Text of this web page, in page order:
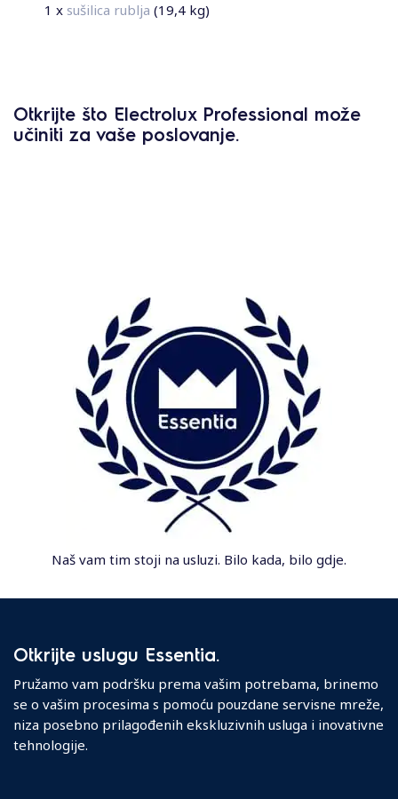
1 x sušilica rublja (19,4 kg)
Otkrijte što Electrolux Professional može
učiniti za vaše poslovanje.
Naš vam tim stoji na usluzi. Bilo kada, bilo gdje.
Otkrijte uslugu Essentia.
Pružamo vam podršku prema vašim potrebama, brinemo
se o vašim procesima s pomoću pouzdane servisne mreže,
niza posebno prilagođenih ekskluzivnih usluga i inovativne
tehnologije.